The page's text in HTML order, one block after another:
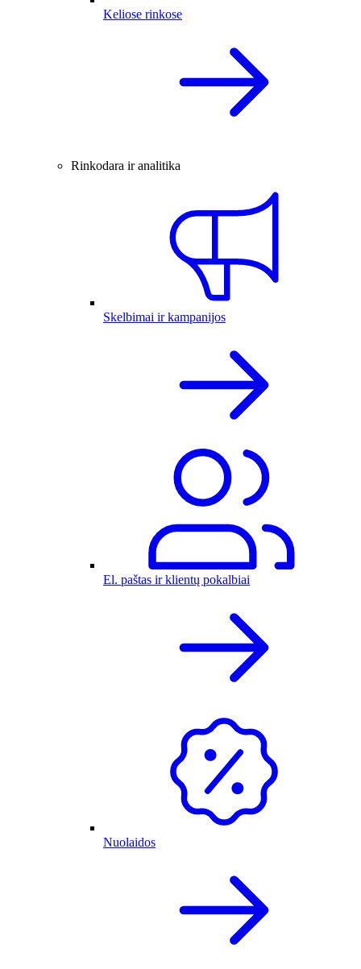
Keliose rinkose
Rinkodara ir analitika
Skelbimai ir kampanijos
El. paštas ir klientų pokalbiai
Nuolaidos